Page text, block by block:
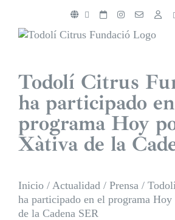
contenido
Todolí Citrus
ha participado
programa Hoy
Xàtiva de la
Inicio / Actualidad / Prensa /
ha participado en el programa
de la Cadena SER